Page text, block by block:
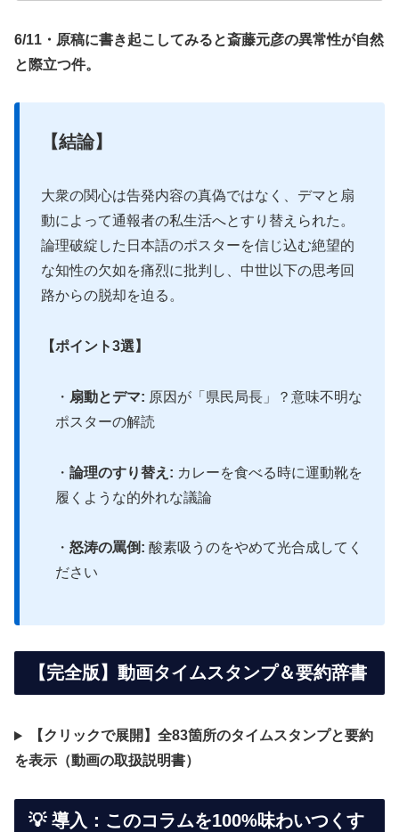
6/11・原稿に書き起こしてみると斎藤元彦の異常性が自然
と際立つ件。
【結論】
大衆の関心は告発内容の真偽ではなく、デマと扇
動によって通報者の私生活へとすり替えられた。
論理破綻した日本語のポスターを信じ込む絶望的
な知性の欠如を痛烈に批判し、中世以下の思考回
路からの脱却を迫る。
【ポイント3選】
・ 扇動とデマ: 原因が「県民局長」？意味不明な
ポスターの解読
・ 論理のすり替え: カレーを食べる時に運動靴を
履くような的外れな議論
・ 怒涛の罵倒: 酸素吸うのをやめて光合成してく
ださい
【完全版】動画タイムスタンプ＆要約辞書
【クリックで展開】全83箇所のタイムスタンプと要約
を表示（動画の取扱説明書）
💡 導入：このコラムを100%味わいつくす